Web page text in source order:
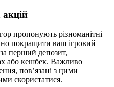
акцій
пропонують різноманітні
покращити ваш ігровий
перший депозит,
або кешбек. Важливо
пов’язані з цими
скористатися.